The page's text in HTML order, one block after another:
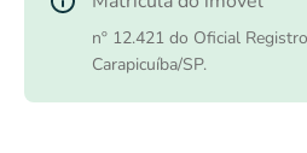
nº 12.421 do Oficial
Carapicuíba/SP.